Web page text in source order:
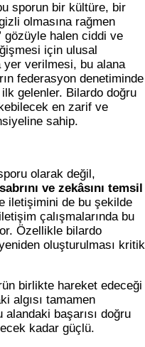
sporun bir kültüre, bir
olmasına rağmen
gözüyle halen ciddi ve
için ulusal
yer verilmesi, bu alana
federasyon denetiminde
gelenler. Bilardo doğru
en zarif ve
sahip.
olarak değil,
ve zekâsını temsil
iletişimini de bu şekilde
çalışmalarında bu
Özellikle bilardo
oluşturulması kritik
birlikte hareket edeceği
algısı tamamen
başarısı doğru
kadar güçlü.